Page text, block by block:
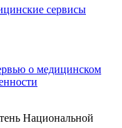
сервисы
о медицинском